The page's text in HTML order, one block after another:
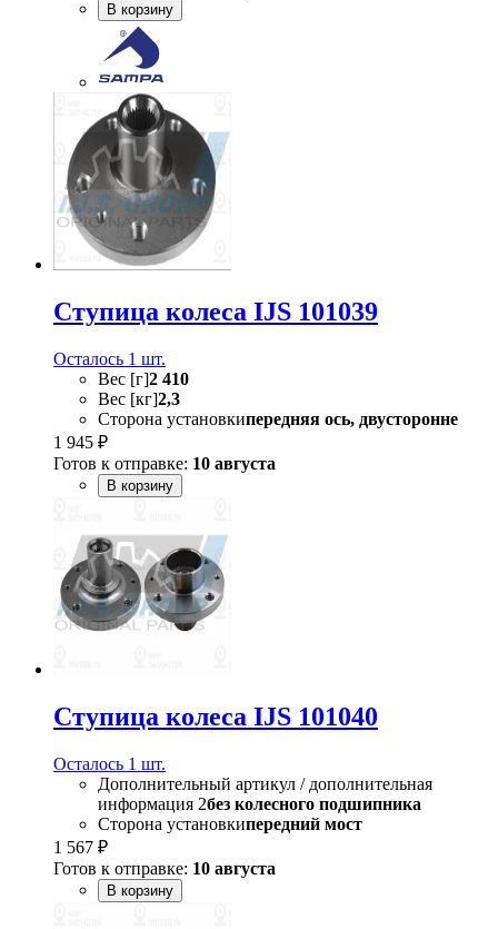
В корзину
Ступица колеса IJS 101039
Осталось 1 шт.
Вес [г]2 410
Вес [кг]2,3
Сторона установкипередняя ось, двусторонне
1 945 ₽
Готов к отправке: 10 августа
В корзину
Ступица колеса IJS 101040
Осталось 1 шт.
Дополнительный артикул / дополнительная
информация 2без колесного подшипника
Сторона установкипередний мост
1 567 ₽
Готов к отправке: 10 августа
В корзину